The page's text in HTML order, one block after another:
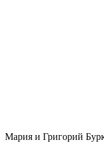
Мария и Григорий